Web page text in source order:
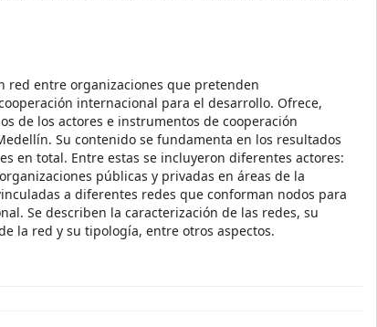
red entre organizaciones que pretenden
internacional para el desarrollo. Ofrece,
de los actores e instrumentos de cooperación
Su contenido se fundamenta en los resultados
en total. Entre estas se incluyeron diferentes actores:
públicas y privadas en áreas de la
a diferentes redes que conforman nodos para
Se describen la caracterización de las redes, su
la red y su tipología, entre otros aspectos.